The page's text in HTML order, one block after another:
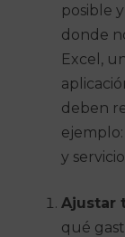
posible
donde
Excel,
deben
y
Ajustar
qué